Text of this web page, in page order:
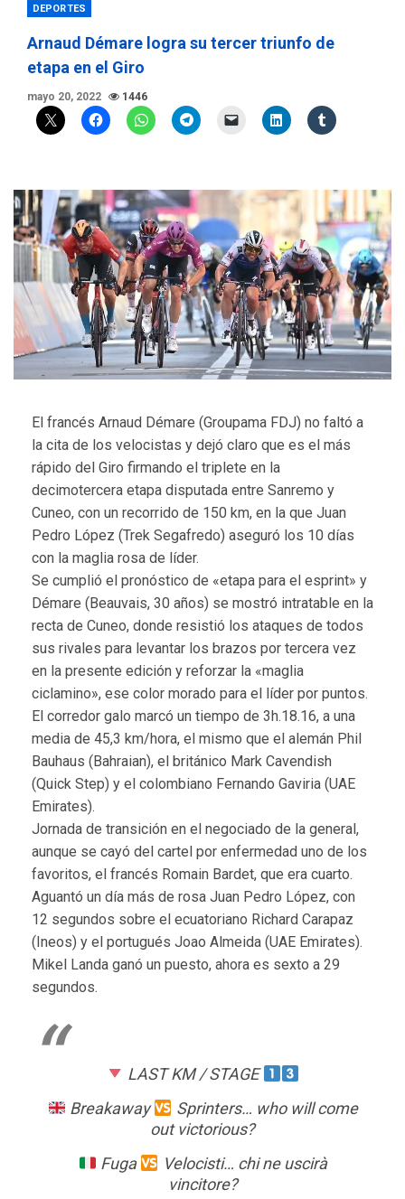
DEPORTES
Arnaud Démare logra su tercer triunfo de
etapa en el Giro
mayo 20, 2022 1446
El francés Arnaud Démare (Groupama FDJ) no faltó a
la cita de los velocistas y dejó claro que es el más
rápido del Giro firmando el triplete en la
decimotercera etapa disputada entre Sanremo y
Cuneo, con un recorrido de 150 km, en la que Juan
Pedro López (Trek Segafredo) aseguró los 10 días
con la maglia rosa de líder.
Se cumplió el pronóstico de «etapa para el esprint» y
Démare (Beauvais, 30 años) se mostró intratable en la
recta de Cuneo, donde resistió los ataques de todos
sus rivales para levantar los brazos por tercera vez
en la presente edición y reforzar la «maglia
ciclamino», ese color morado para el líder por puntos.
El corredor galo marcó un tiempo de 3h.18.16, a una
media de 45,3 km/hora, el mismo que el alemán Phil
Bauhaus (Bahraian), el británico Mark Cavendish
(Quick Step) y el colombiano Fernando Gaviria (UAE
Emirates).
Jornada de transición en el negociado de la general,
aunque se cayó del cartel por enfermedad uno de los
favoritos, el francés Romain Bardet, que era cuarto.
Aguantó un día más de rosa Juan Pedro López, con
12 segundos sobre el ecuatoriano Richard Carapaz
(Ineos) y el portugués Joao Almeida (UAE Emirates).
Mikel Landa ganó un puesto, ahora es sexto a 29
segundos.
LAST KM / STAGE
Breakaway
Sprinters… who will come
out victorious?
Fuga
Velocisti… chi ne uscirà
vincitore?